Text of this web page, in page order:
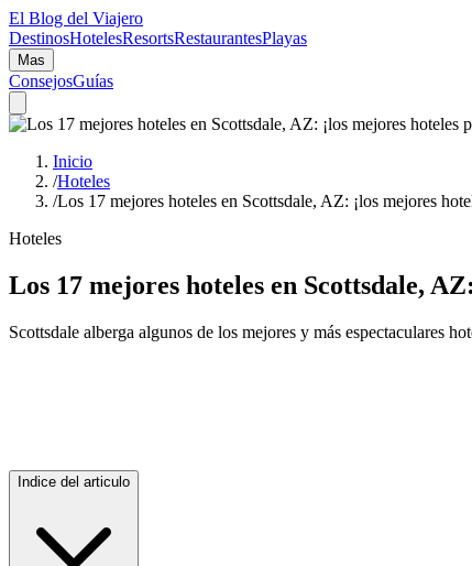
El Blog del Viajero
DestinosHotelesResortsRestaurantesPlayas
Mas
ConsejosGuías
Inicio
/Hoteles
/Los 17 mejores hoteles en Scottsdale, AZ: ¡los mejores
Hoteles
Los 17 mejores hoteles en Scottsdale,
Scottsdale alberga algunos de los mejores y más espectaculares
Indice del articulo